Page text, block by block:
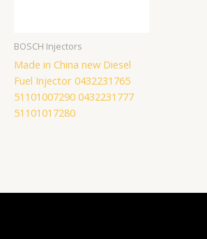
BOSCH Injectors
Made in China new Diesel
Fuel Injector 0432231765
51101007290 0432231777
51101017280